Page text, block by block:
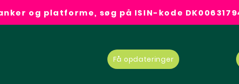
og platforme, søg på ISIN-kode
Få opdateringer